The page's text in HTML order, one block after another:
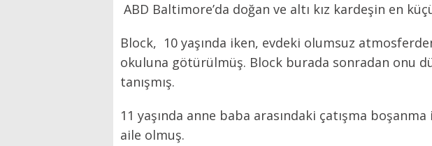
ABD Baltimore’da doğan ve altı kız kardeşin en
Block, 10 yaşında iken, evdeki olumsuz
okuluna götürülmüş. Block burada sonradan onu
tanışmış.
11 yaşında anne baba arasındaki çatışma
aile olmuş.